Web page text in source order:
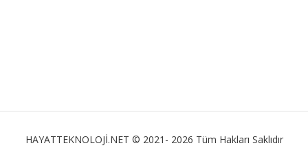
HAYATTEKNOLOJİ.NET © 2021- 2026 Tüm Hakları Saklıdır